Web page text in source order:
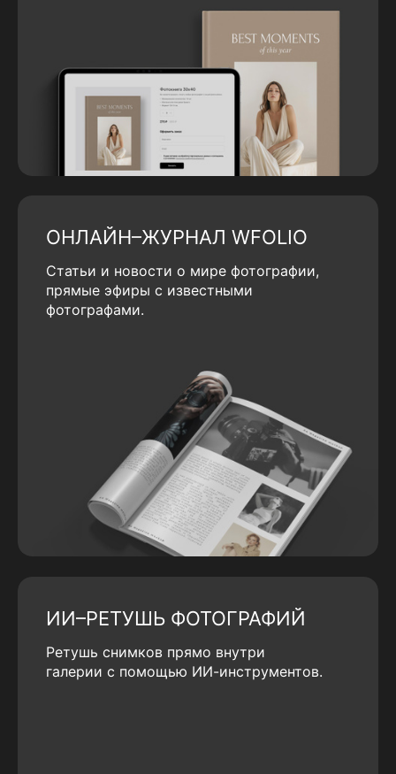
ОНЛАЙН–ЖУРНАЛ WFOLIO
Статьи и новости о мире фотографии,
прямые эфиры с известными
фотографами.
ИИ–РЕТУШЬ ФОТОГРАФИЙ
Ретушь снимков прямо внутри
галерии с помощью ИИ-инструментов.